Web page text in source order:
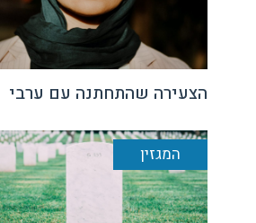
הצעירה שהתחתנה עם ערבי
המגזין